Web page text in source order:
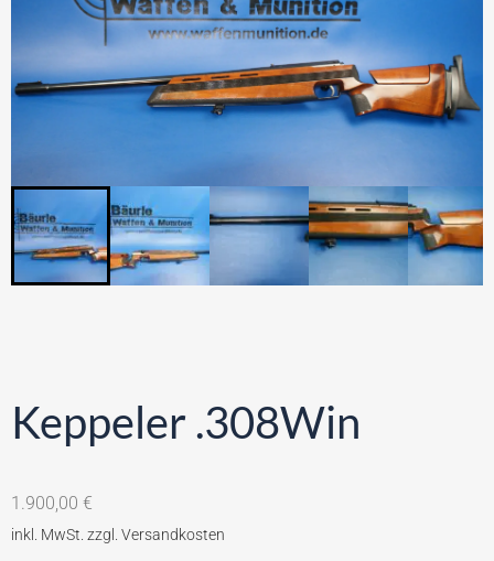
Keppeler .308Win
1.900,00 €